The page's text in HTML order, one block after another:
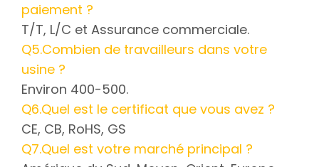
paiement ?
T/T, L/C et Assurance commerciale.
Q5.Combien de travailleurs dans votre
usine ?
Environ 400-500.
Q6.Quel est le certificat que vous avez ?
CE, CB, RoHS, GS
Q7.Quel est votre marché principal ?